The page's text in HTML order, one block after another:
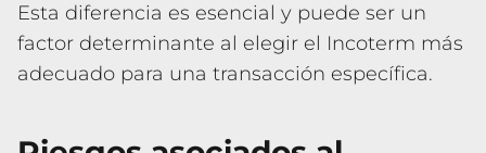
Esta diferencia es esencial y puede ser un
factor determinante al elegir el Incoterm más
adecuado para una transacción específica.